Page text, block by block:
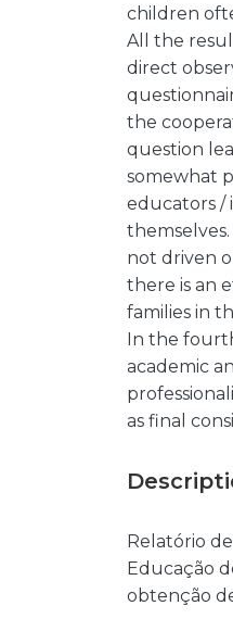
children
All the
direct
the
question
somewhat
educators /
not driven
there is an
families in
In the
academic
as final
Relatório
Educação
obtenção